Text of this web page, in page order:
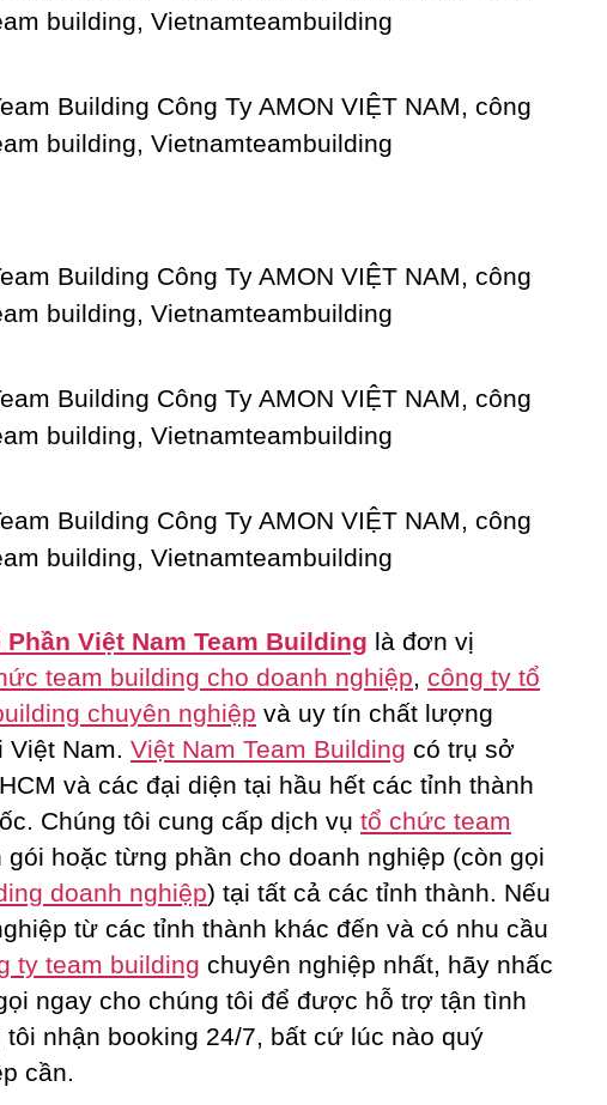
Phần Việt Nam Team Building là đơn vị
team building cho doanh nghiệp
công ty tổ
chuyên nghiệp và uy tín chất lượng
Nam. Việt Nam Team Building có trụ sở
và các đại diện tại hầu hết các tỉnh thành
Chúng tôi cung cấp dịch vụ tổ chức team
gói hoặc từng phần cho doanh nghiệp (còn gọi
doanh nghiệp) tại tất cả các tỉnh thành. Nếu
từ các tỉnh thành khác đến và có nhu cầu
ty team building chuyên nghiệp nhất, hãy nhấc
ngay cho chúng tôi để được hỗ trợ tận tình
tôi nhận booking 24/7, bất cứ lúc nào quý
cần.